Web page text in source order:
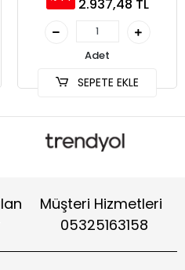
2.937,48 TL
Adet
SEPETE EKLE
Müşteri Hizmetleri
05325163158